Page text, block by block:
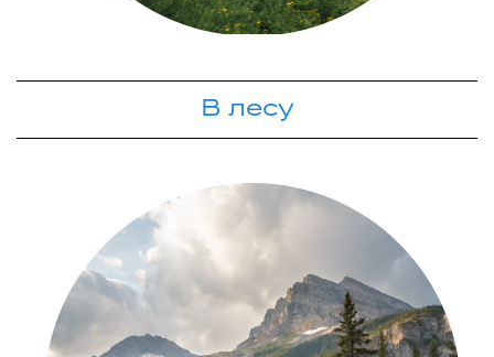
В лесу